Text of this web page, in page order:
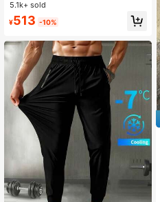
ルダー
売り切れ間近！
売り切れ間近！
#1 ベストセラー
5.1k+ sold
¥513 -10%